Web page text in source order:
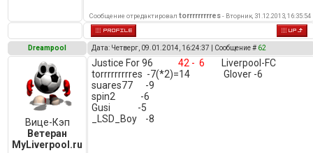
Сообщение отредактировалtorrrrrrrrres- Вторник, 31.12.2013, 16:35:54
Dreampool Дата: Четверг, 09.01.2014, 16:24:37 | Сообщение # 62
Вице-Кэп
Ветеран
MyLiverpool.ru
Justice For 9642 - 6 Liverpool-FC
torrrrrrrrres -7(*2)=14 Glover -6
suares77 -9
spin2 -6
Gusi -5
_LSD_Boy -8